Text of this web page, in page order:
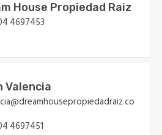
House Propiedad Raiz
4697453
Valencia
4697451